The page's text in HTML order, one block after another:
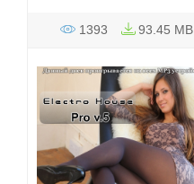
1393 93.45 MB